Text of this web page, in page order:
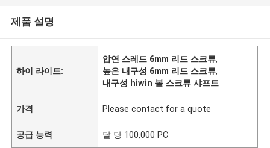
제품 설명
하이 라이트:
압연 스레드 6mm 리드 스크류,
높은 내구성 6mm 리드 스크류,
내구성 hiwin 볼 스크류 샤프트
가격 Please contact for a quote
공급 능력 달 당 100,000 PC